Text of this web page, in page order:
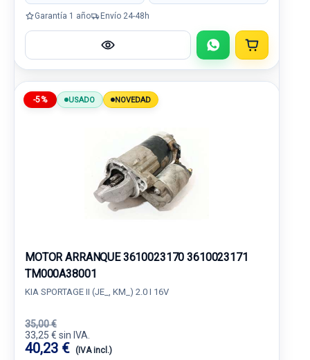
Garantía 1 año Envío 24-48h
-5% USADO NOVEDAD
MOTOR ARRANQUE 3610023170 3610023171
TM000A38001
KIA SPORTAGE II (JE_, KM_) 2.0 I 16V
35,00 €
33,25 € sin IVA.
40,23 € (IVA incl.)